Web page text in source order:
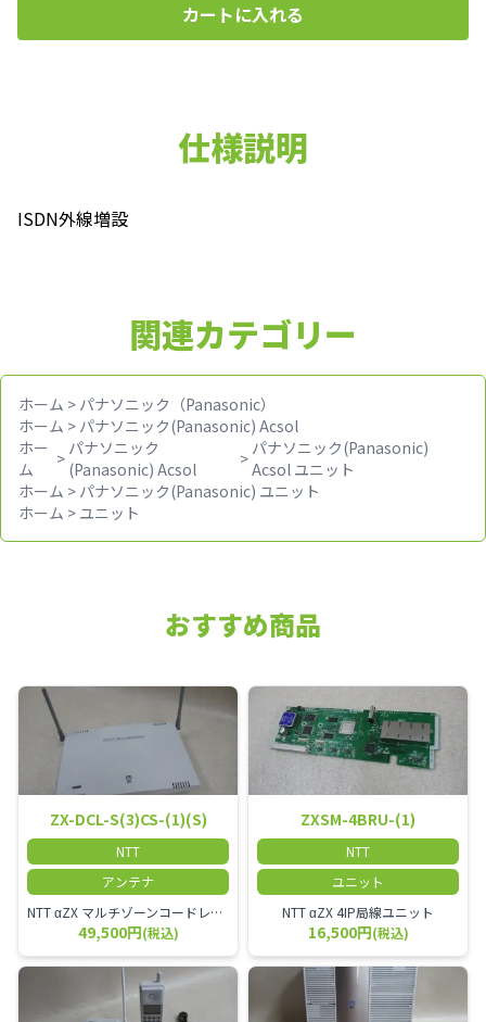
カートに入れる
仕様説明
ISDN外線増設
関連カテゴリー
ホーム > パナソニック（Panasonic）
ホーム > パナソニック(Panasonic) Acsol
ホー
ム
> パナソニック
(Panasonic) Acsol
> パナソニック(Panasonic)
Acsol ユニット
ホーム > パナソニック(Panasonic) ユニット
ホーム > ユニット
おすすめ商品
ZX-DCL-S(3)CS-(1)(S)
NTT
アンテナ
NTT αZX マルチゾーンコードレススター増設アンテナ
49,500円(税込)
ZXSM-4BRU-(1)
NTT
ユニット
NTT αZX 4IP局線ユニット
16,500円(税込)